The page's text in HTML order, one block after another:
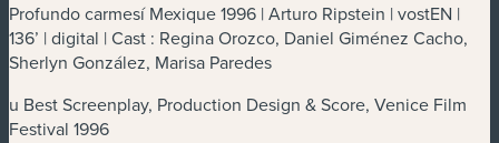
Profundo carmesí Mexique 1996 | Arturo Ripstein | vostEN |
136’ | digital | Cast : Regina Orozco, Daniel Giménez Cacho,
Sherlyn González, Marisa Paredes
u Best Screenplay, Production Design & Score, Venice Film
Festival 1996